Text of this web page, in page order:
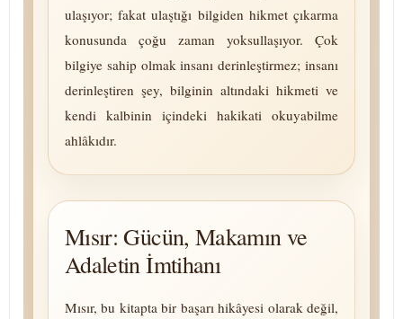
ulaşıyor; fakat ulaştığı bilgiden hikmet çıkarma
konusunda çoğu zaman yoksullaşıyor. Çok
bilgiye sahip olmak insanı derinleştirmez; insanı
derinleştiren şey, bilginin altındaki hikmeti ve
kendi kalbinin içindeki hakikati okuyabilme
ahlâkıdır.
Mısır: Gücün, Makamın ve
Adaletin İmtihanı
Mısır, bu kitapta bir başarı hikâyesi olarak değil,